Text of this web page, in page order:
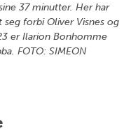
37 minutter. Her har
forbi Oliver Visnes og
er Ilarion Bonhomme
FOTO: SIMEON